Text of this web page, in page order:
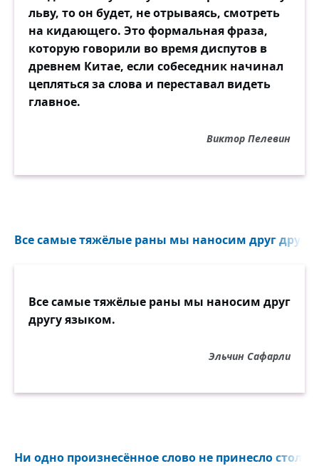
льву, то он будет, не отрываясь, смотреть
на кидающего. Это формальная фраза,
которую говорили во время диспутов в
древнем Китае, если собеседник начинал
цепляться за слова и переставал видеть
главное.
Виктор Пелевин
Все самые тяжёлые раны мы наносим друг другу
Все самые тяжёлые раны мы наносим друг
другу языком.
Эльчин Сафарли
Ни одно произнесённое слово не принесло